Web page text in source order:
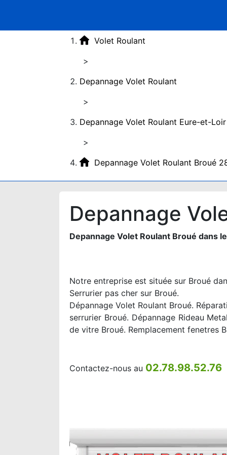
Volet Roulant
>
Depannage Volet Roulant
>
Depannage Volet Roulant Eure-et-Loir
>
Depannage Volet Roulant Broué
Depannage
Depannage Volet Roulant Broué dans
Notre entreprise est située sur Broué
Serrurier pas cher sur Broué.
Dépannage Volet Roulant Broué.
serrurier Broué. Dépannage Rideau
de vitre Broué. Remplacement fenetres
Contactez-nous au 02.78.98.52.76